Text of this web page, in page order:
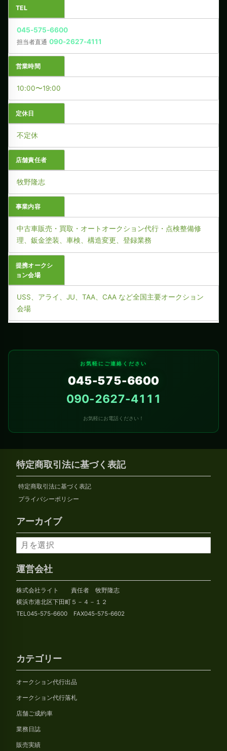
TEL
045-575-6600
担当者直通 090-2627-4111
営業時間
10:00〜19:00
定休日
不定休
店舗責任者
牧野隆志
事業内容
中古車販売・買取・オートオークション代行・点検整備修
理、鈑金塗装、車検、構造変更、登録業務
提携オークシ
ョン会場
USS、アライ、JU、TAA、CAA など全国主要オークション
会場
お気軽にご連絡ください
045-575-6600
090-2627-4111
お気軽にお電話ください！
特定商取引法に基づく表記
特定商取引法に基づく表記
プライバシーポリシー
アーカイブ
ア
ー
カ
イ
ブ
運営会社
株式会社ライト 責任者 牧野隆志
横浜市港北区下田町５－４－１２
TEL045-575-6600 FAX045-575-6602
カテゴリー
オークション代行出品
オークション代行落札
店舗ご成約車
業務日誌
販売実績